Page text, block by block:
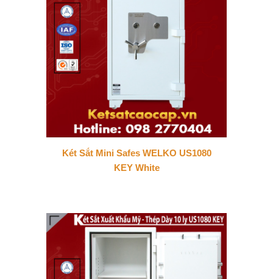
Két Sắt Mini Safes WELKO US1080
KEY White